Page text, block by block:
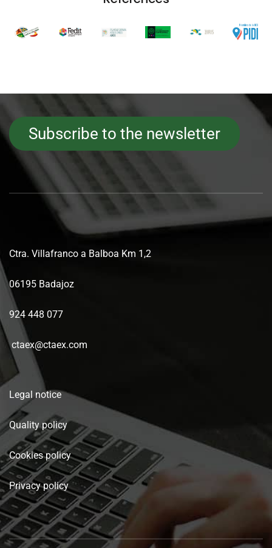
Subscribe to the newsletter
Ctra. Villafranco a Balboa Km 1,2
06195 Badajoz
924 448 077
ctaex@ctaex.com
Legal notice
Quality policy
Cookies policy
Privacy policy